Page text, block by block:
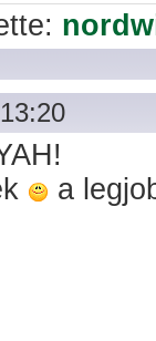
a